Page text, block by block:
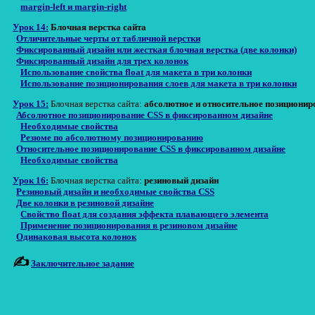
margin-left и margin-right
Урок 14: Блочная верстка сайта
Отличительные черты от табличной верстки
Фиксированный дизайн или жесткая блочная верстка (две колонки)
Фиксированный дизайн для трех колонок
Использование свойства float для макета в три колонки
Использование позиционирования слоев для макета в три колонки
Урок 15: Блочная верстка сайта: абсолютное и относительное
Абсолютное позиционирование CSS в фиксированном дизайне
Необходимые свойства
Резюме по абсолютному позиционированию
Относительное позиционирование CSS в фиксированном дизайне
Необходимые свойства
Урок 16: Блочная верстка сайта: резиновый дизайн
Резиновый дизайн и необходимые свойства CSS
Две колонки в резиновой дизайне
Свойство float для создания эффекта плавающего элемента
Применение позиционирования в резиновом дизайне
Одинаковая высота колонок
✍ Заключительное задание